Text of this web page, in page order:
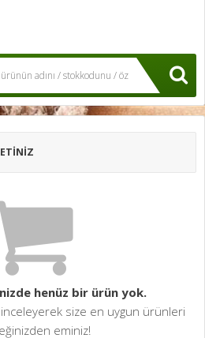
henüz bir ürün yok.
size en uygun ürünleri
eminiz!